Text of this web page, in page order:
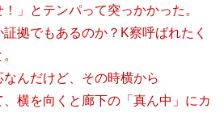
」とテンパって突っかかった。
拠でもあるのか？K察呼ばれたく
んだけど、その時横から
、横を向くと廊下の「真ん中」にカ